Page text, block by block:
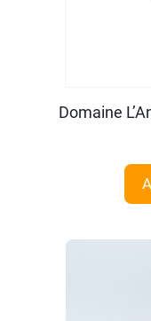
Domaine